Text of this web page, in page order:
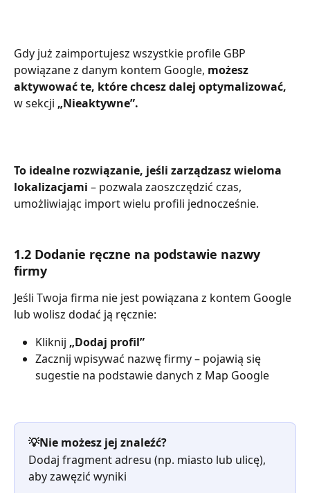
Gdy już zaimportujesz wszystkie profile GBP
powiązane z danym kontem Google, możesz
aktywować te, które chcesz dalej optymalizować,
w sekcji „Nieaktywne”.
To idealne rozwiązanie, jeśli zarządzasz wieloma
lokalizacjami – pozwala zaoszczędzić czas,
umożliwiając import wielu profili jednocześnie.
1.2 Dodanie ręczne na podstawie nazwy
firmy
Jeśli Twoja firma nie jest powiązana z kontem Google
lub wolisz dodać ją ręcznie:
Kliknij „Dodaj profil”
Zacznij wpisywać nazwę firmy – pojawią się
sugestie na podstawie danych z Map Google
💡Nie możesz jej znaleźć?
Dodaj fragment adresu (np. miasto lub ulicę),
aby zawęzić wyniki